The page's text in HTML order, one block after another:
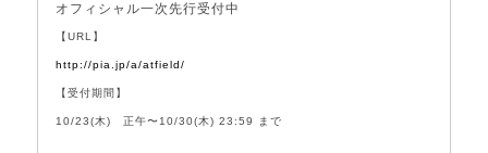
オフィシャル一次先行受付中
【URL】
http://pia.jp/a/atfield/
【受付期間】
10/23(木) 正午〜10/30(木) 23:59 まで